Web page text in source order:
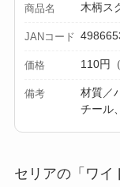
商品名 木柄ス
JANコード
価格 110円
備考
材質／
チール
セリアの「ワイ